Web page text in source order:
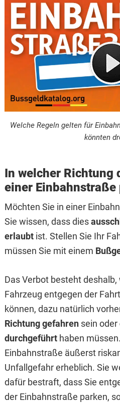
Welche Regeln gelten für
könnten
In welcher Richtung
einer Einbahnstraße
Möchten Sie in einer
Sie wissen, dass dies
erlaubtist. Stellen Sie Ihr
müssen Sie mit einem
Das Verbot besteht deshalb,
Fahrzeug entgegen der
können, dazu natürlich
Richtung gefahrensein oder
durchgeführthaben
Einbahnstraße äußerst
Unfallgefahr erheblich. Sie
dafür bestraft, dass Sie
der Einbahnstraße parken,